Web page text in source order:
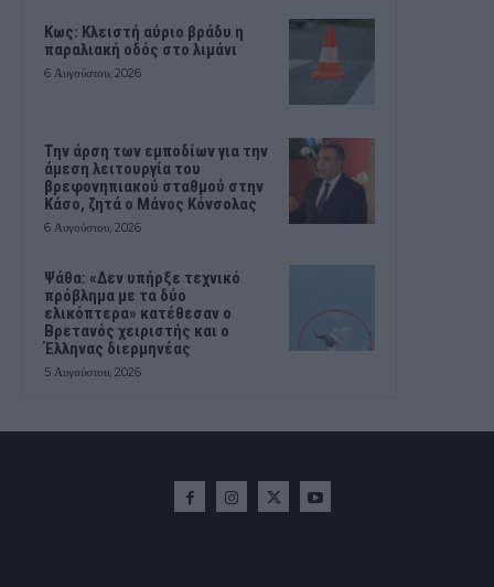
Κως: Κλειστή αύριο βράδυ η
παραλιακή οδός στο λιμάνι
6 Αυγούστου, 2026
Την άρση των εμποδίων για την
άμεση λειτουργία του
βρεφονηπιακού σταθμού στην
Κάσο, ζητά ο Μάνος Κόνσολας
6 Αυγούστου, 2026
Ψάθα: «Δεν υπήρξε τεχνικό
πρόβλημα με τα δύο
ελικόπτερα» κατέθεσαν ο
Βρετανός χειριστής και ο
Έλληνας διερμηνέας
5 Αυγούστου, 2026